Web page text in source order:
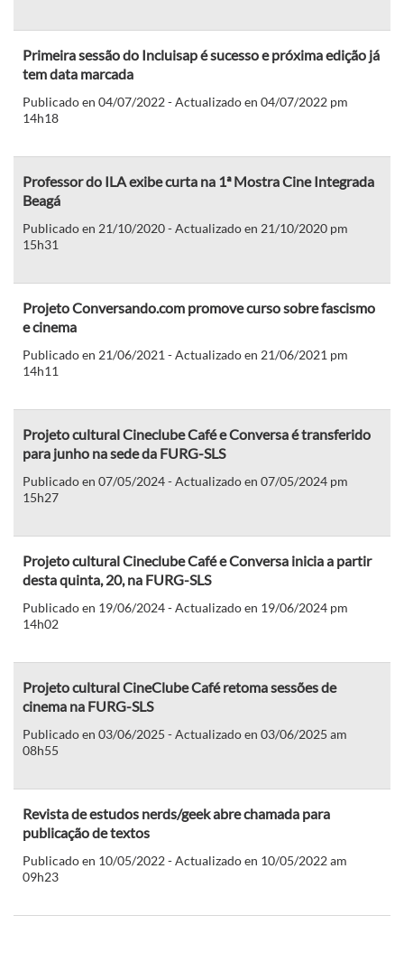
Primeira sessão do Incluisap é sucesso e próxima edição já
tem data marcada
Publicado en 04/07/2022 - Actualizado en 04/07/2022 pm
14h18
Professor do ILA exibe curta na 1ª Mostra Cine Integrada
Beagá
Publicado en 21/10/2020 - Actualizado en 21/10/2020 pm
15h31
Projeto Conversando.com promove curso sobre fascismo
e cinema
Publicado en 21/06/2021 - Actualizado en 21/06/2021 pm
14h11
Projeto cultural Cineclube Café e Conversa é transferido
para junho na sede da FURG-SLS
Publicado en 07/05/2024 - Actualizado en 07/05/2024 pm
15h27
Projeto cultural Cineclube Café e Conversa inicia a partir
desta quinta, 20, na FURG-SLS
Publicado en 19/06/2024 - Actualizado en 19/06/2024 pm
14h02
Projeto cultural CineClube Café retoma sessões de
cinema na FURG-SLS
Publicado en 03/06/2025 - Actualizado en 03/06/2025 am
08h55
Revista de estudos nerds/geek abre chamada para
publicação de textos
Publicado en 10/05/2022 - Actualizado en 10/05/2022 am
09h23